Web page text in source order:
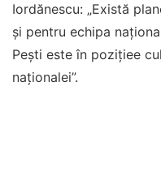
Iordănescu: „Există
și pentru echipa
Pești este în pozițiee
naționalei”.